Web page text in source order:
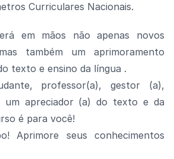
Curriculares Nacionais.
em mãos não apenas novos
também um aprimoramento
texto e ensino da língua .
professor(a), gestor (a),
um apreciador (a) do texto e da
é para você!
Aprimore seus conhecimentos